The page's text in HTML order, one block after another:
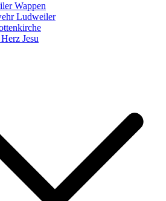
Wappen
Ludweiler
Jesu